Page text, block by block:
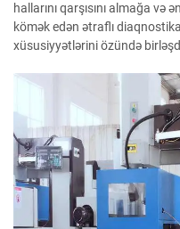
hallarını qarşısını almağa
kömək edən ətraflı
xüsusiyyətlərini özündə